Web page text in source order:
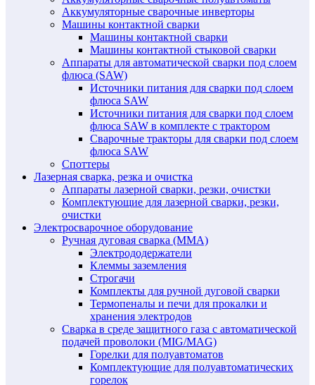
Аккумуляторные сварочные инверторы
Машины контактной сварки
Машины контактной сварки
Машины контактной стыковой сварки
Аппараты для автоматической сварки под слоем
флюса (SAW)
Источники питания для сварки под слоем
флюса SAW
Источники питания для сварки под слоем
флюса SAW в комплекте с трактором
Сварочные тракторы для сварки под слоем
флюса SAW
Споттеры
Лазерная сварка, резка и очистка
Аппараты лазерной сварки, резки, очистки
Комплектующие для лазерной сварки, резки,
очистки
Электросварочное оборудование
Ручная дуговая сварка (MMA)
Электрододержатели
Клеммы заземления
Строгачи
Комплекты для ручной дуговой сварки
Термопеналы и печи для прокалки и
хранения электродов
Сварка в среде защитного газа с автоматической
подачей проволоки (MIG/MAG)
Горелки для полуавтоматов
Комплектующие для полуавтоматических
горелок